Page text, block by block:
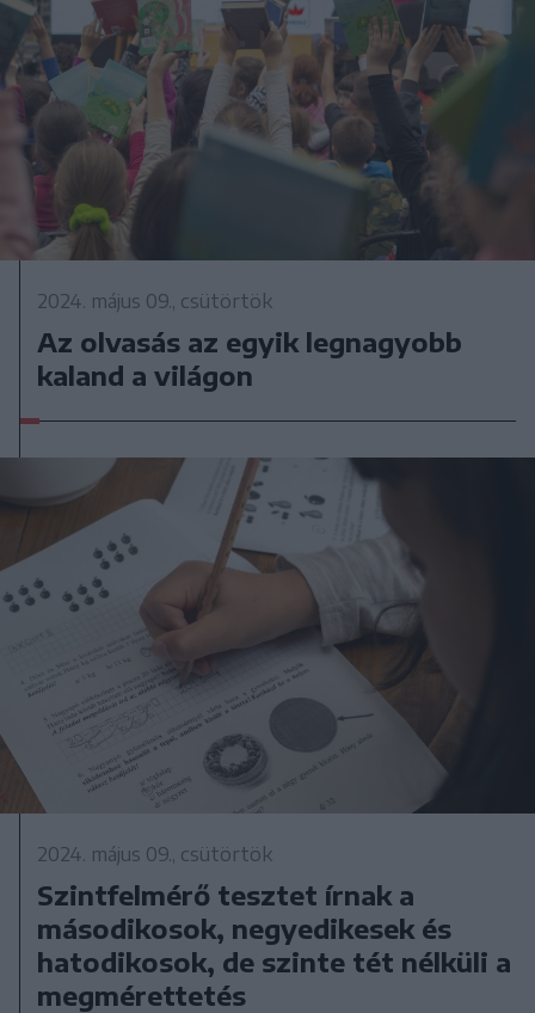
2024. május 09., csütörtök
Az olvasás az egyik legnagyobb
kaland a világon
2024. május 09., csütörtök
Szintfelmérő tesztet írnak a
másodikosok, negyedikesek és
hatodikosok, de szinte tét nélküli a
megmérettetés